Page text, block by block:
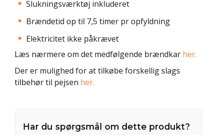
Slukningsværktøj inkluderet
Brændetid op til 7,5 timer pr opfyldning
Elektricitet ikke påkrævet
Læs nærmere om det medfølgende brændkar her.
Der er mulighed for at tilkøbe forskellig slags
tilbehør til pejsen her.
Har du spørgsmål om dette produkt?